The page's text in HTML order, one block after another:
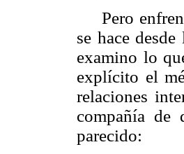
Pero
se hace
examino lo
explícito el
relaciones
compañía de
parecido: